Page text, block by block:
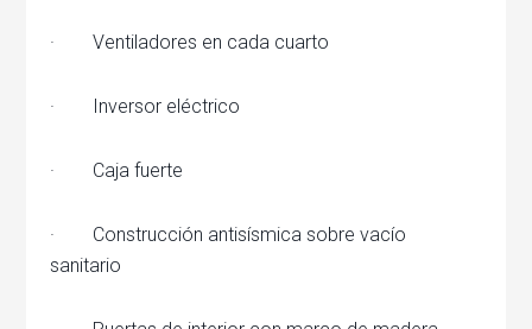
· Ventiladores en cada cuarto
· Inversor eléctrico
· Caja fuerte
· Construcción antisísmica sobre vacío
sanitario